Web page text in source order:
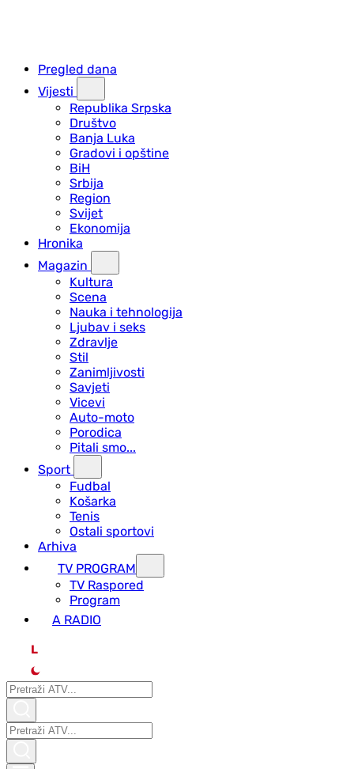
Pregled dana
Vijesti
Republika Srpska
Društvo
Banja Luka
Gradovi i opštine
BiH
Srbija
Region
Svijet
Ekonomija
Hronika
Magazin
Kultura
Scena
Nauka i tehnologija
Ljubav i seks
Zdravlje
Stil
Zanimljivosti
Savjeti
Vicevi
Auto-moto
Porodica
Pitali smo...
Sport
Fudbal
Košarka
Tenis
Ostali sportovi
Arhiva
TV PROGRAM
ТV Raspored
Program
A RADIO
L